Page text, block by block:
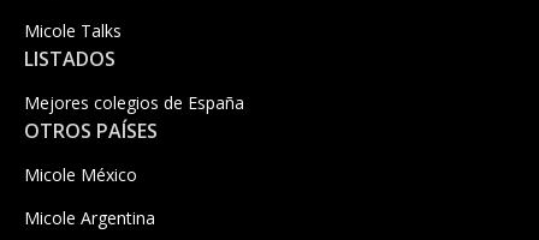
Micole Talks
LISTADOS
Mejores colegios de España
OTROS PAÍSES
Micole México
Micole Argentina